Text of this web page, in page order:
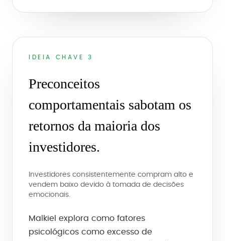
IDEIA CHAVE 3
Preconceitos
comportamentais sabotam os
retornos da maioria dos
investidores.
Investidores consistentemente compram alto e
vendem baixo devido à tomada de decisões
emocionais.
Malkiel explora como fatores
psicológicos como excesso de